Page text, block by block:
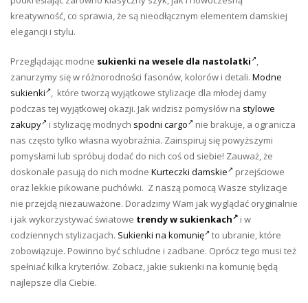
kreatywność, co sprawia, że są nieodłącznym elementem damskiej
elegancji i stylu.
Przeglądając modne sukienki na wesele dla nastolatki ,
zanurzymy się w różnorodności fasonów, kolorów i detali. Modne
sukienki , które tworzą wyjątkowe stylizacje dla młodej damy
podczas tej wyjątkowej okazji. Jak widzisz pomysłów na stylowe
zakupy
i stylizację modnych spodni cargo
nie brakuje, a ogranicza
nas często tylko własna wyobraźnia. Zainspiruj się powyższymi
pomysłami lub spróbuj dodać do nich coś od siebie! Zauważ, że
doskonale pasują do nich modne Kurteczki damskie
przejściowe
oraz lekkie pikowane puchówki. Z naszą pomocą Wasze stylizacje
nie przejdą niezauważone. Doradzimy Wam jak wyglądać oryginalnie
i jak wykorzystywać światowe trendy w sukienkach
i w
codziennych stylizacjach. Sukienki na komunię
to ubranie, które
zobowiązuje. Powinno być schludne i zadbane. Oprócz tego musi też
spełniać kilka kryteriów. Zobacz, jakie sukienki na komunię będą
najlepsze dla Ciebie.